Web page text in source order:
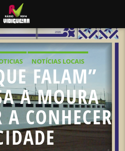
NOTÍCIAS LOCAIS
NACIONAISFALAM”
A MOURA
CONHECER